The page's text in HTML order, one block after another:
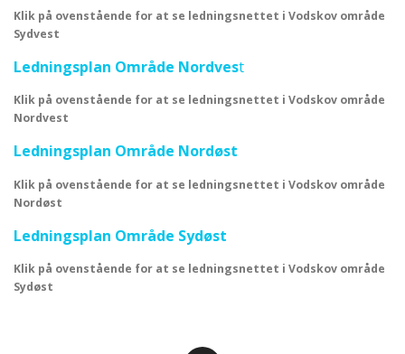
Klik på ovenstående for at se ledningsnettet i Vodskov område
Sydvest
Ledningsplan Område Nordvest
Klik på ovenstående for at se ledningsnettet i Vodskov område
Nordvest
Ledningsplan Område Nordøst
Klik på ovenstående for at se ledningsnettet i Vodskov område
Nordøst
Ledningsplan Område Sydøst
Klik på ovenstående for at se ledningsnettet i Vodskov område
Sydøst